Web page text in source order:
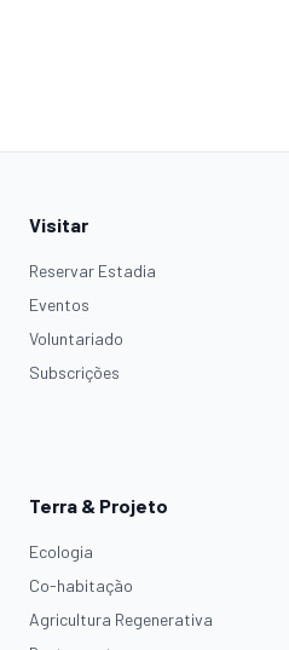
Visitar
Reservar Estadia
Eventos
Voluntariado
Subscrições
Terra & Projeto
Ecologia
Co-habitação
Agricultura Regenerativa